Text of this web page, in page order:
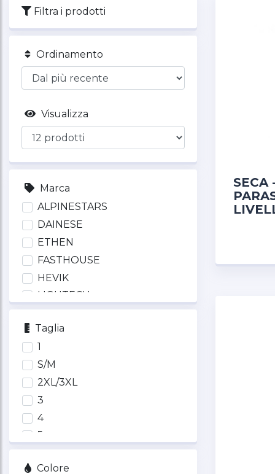
Filtra i prodotti
Ordinamento
Visualizza
Marca
ALPINESTARS
DAINESE
ETHEN
FASTHOUSE
HEVIK
LIGHTECH
MOTO
REV'IT
RUKKA
SECA
SPIDI
T.UR
Taglia
1
S/M
2XL/3XL
3
4
5
XS/M
Colore
SECA